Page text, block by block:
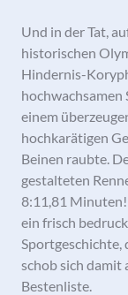
Und in der Tat,
historischen
Hindernis-
hochwachsamen
einem
hochkarätigen
Beinen raubte.
gestalteten
8:11,81 Minuten!
ein frisch
Sportgeschichte,
schob sich damit
Bestenliste.